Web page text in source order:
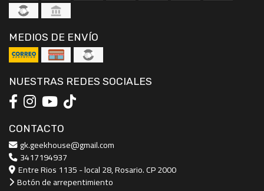
MEDIOS DE ENVÍO
NUESTRAS REDES SOCIALES
CONTACTO
gk.geekhouse@gmail.com
3417194937
Entre Rios 1135 - local 28, Rosario. CP 2000
Botón de arrepentimiento